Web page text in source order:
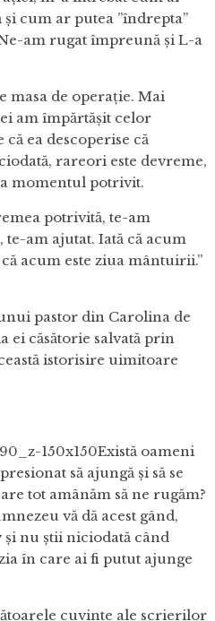
și cum ar putea ”îndrepta”
am rugat împreună și L-a
masa de operație. Mai
am împărtășit celor
ea descoperise că
rareori este devreme,
momentul potrivit.
potrivită, te-am
am ajutat. Iată că acum
acum este ziua mântuirii.”
pastor din Carolina de
ei căsătorie salvată prin
istorisire uimitoare
Există oameni
să ajungă și să se
tot amânăm să ne rugăm?
vă dă acest gând,
nu știi niciodată când
în care ai fi putut ajunge
cuvinte ale scrierilor